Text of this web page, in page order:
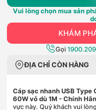
Vui lòng chọn mua sản
KHÁM
Gọi
ĐỊA CHỈ CÒN HÀNG
Cáp sạc nhanh USB Type
60W vỏ dù 1M - Chính
vực này. Quý khách vui